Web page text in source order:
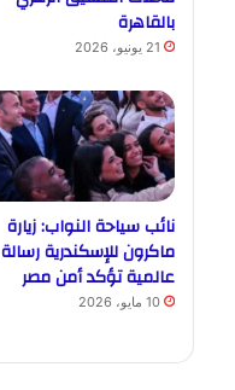
بالقاهرة
21 يونيو، 2026
نائب سياحة النواب: زيارة
ماكرون للإسكندرية رسالة
عالمية تؤكد أمن مصر
10 مايو، 2026